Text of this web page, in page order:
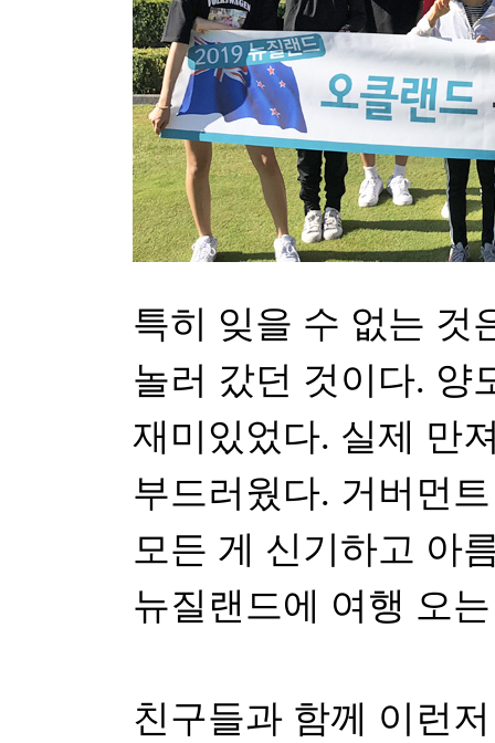
특히 잊을 수 없는 것
놀러 갔던 것이다. 양
재미있었다. 실제 만
부드러웠다. 거버먼
모든 게 신기하고 아
뉴질랜드에 여행 오
친구들과 함께 이런